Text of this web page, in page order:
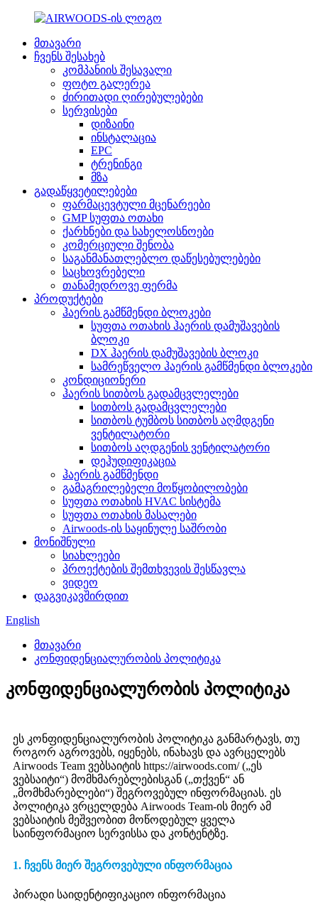
მთავარი
ჩვენს შესახებ
კომპანიის შესავალი
ფოტო გალერეა
ძირითადი ღირებულებები
სერვისები
დიზაინი
ინსტალაცია
EPC
ტრენინგი
მზა
გადაწყვეტილებები
ფარმაცევტული მცენარეები
GMP სუფთა ოთახი
ქარხნები და სახელოსნოები
კომერციული შენობა
საგანმანათლებლო დაწესებულებები
საცხოვრებელი
თანამედროვე ფერმა
პროდუქტები
ჰაერის გამწმენდი ბლოკები
სუფთა ოთახის ჰაერის დამუშავების
ბლოკი
DX ჰაერის დამუშავების ბლოკი
სამრეწველო ჰაერის გამწმენდი ბლოკები
კონდიციონერი
ჰაერის სითბოს გადამცვლელები
სითბოს გადამცვლელები
სითბოს ტუმბოს სითბოს აღმდგენი
ვენტილატორი
სითბოს აღდგენის ვენტილატორი
დეჰუდიფიკაცია
ჰაერის გამწმენდი
გამაგრილებელი მოწყობილობები
სუფთა ოთახის HVAC სისტემა
სუფთა ოთახის მასალები
Airwoods-ის საყინულე საშრობი
მონიშნული
სიახლეები
პროექტების შემთხვევის შესწავლა
ვიდეო
დაგვიკავშირდით
English
მთავარი
კონფიდენციალურობის პოლიტიკა
კონფიდენციალურობის პოლიტიკა
ეს კონფიდენციალურობის პოლიტიკა განმარტავს, თუ
როგორ აგროვებს, იყენებს, ინახავს და ავრცელებს
Airwoods Team ვებსაიტის https://airwoods.com/ („ეს
ვებსაიტი“) მომხმარებლებისგან („თქვენ“ ან
„მომხმარებლები“) შეგროვებულ ინფორმაციას. ეს
პოლიტიკა ვრცელდება Airwoods Team-ის მიერ ამ
ვებსაიტის მეშვეობით მოწოდებულ ყველა
საინფორმაციო სერვისსა და კონტენტზე.
1. ჩვენს მიერ შეგროვებული ინფორმაცია
პირადი საიდენტიფიკაციო ინფორმაცია